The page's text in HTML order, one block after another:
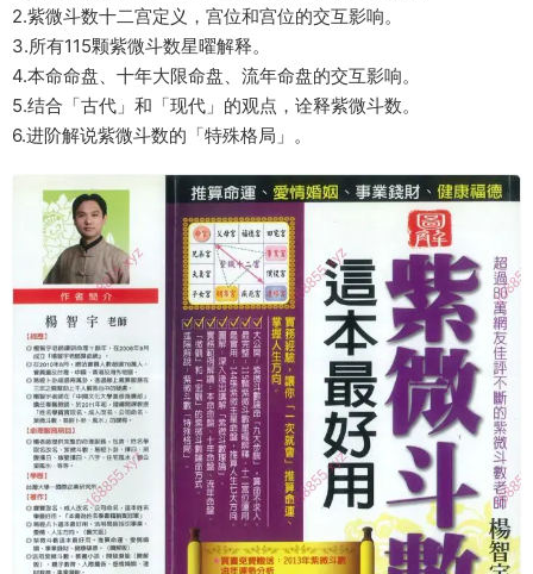
2.紫微斗数十二宫定义，宫位和宫位的交互影响。
3.所有115颗紫微斗数星曜解释。
4.本命命盘、十年大限命盘、流年命盘的交互影响。
5.结合「古代」和「现代」的观点，诠释紫微斗数。
6.进阶解说紫微斗数的「特殊格局」。